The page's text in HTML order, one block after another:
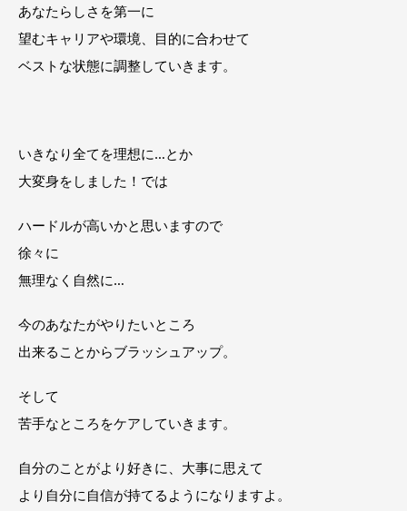
あなたらしさを第一に
望むキャリアや環境、目的に合わせて
ベストな状態に調整していきます。
いきなり全てを理想に…とか
大変身をしました！では
ハードルが高いかと思いますので
徐々に
無理なく自然に…
今のあなたがやりたいところ
出来ることからブラッシュアップ。
そして
苦手なところをケアしていきます。
自分のことがより好きに、大事に思えて
より自分に自信が持てるようになりますよ。